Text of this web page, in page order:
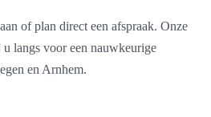
of plan direct een afspraak. Onze
langs voor een nauwkeurige
en Arnhem.